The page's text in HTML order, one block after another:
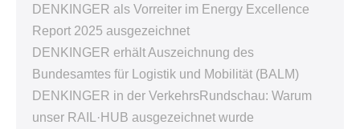
DENKINGER als Vorreiter im Energy Excellence
Report 2025 ausgezeichnet
DENKINGER erhält Auszeichnung des
Bundesamtes für Logistik und Mobilität (BALM)
DENKINGER in der VerkehrsRundschau: Warum
unser RAIL·HUB ausgezeichnet wurde